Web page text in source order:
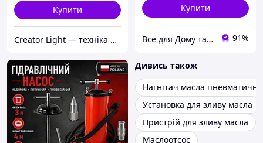
Купити
Creator Light — техніка для контенту
Купити
Все для Дому та Саду Bizon24🛠 91%
Дивись також
Нагнітач масла
Установка для зливу масла
Пристрій для зливу масла
Маслоотсос